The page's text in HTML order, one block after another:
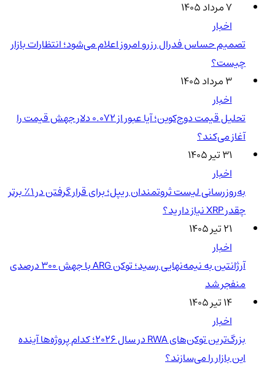
۷ مرداد ۱۴۰۵
اخبار
تصمیم حساس فدرال رزرو امروز اعلام می‌شود؛ انتظارات بازار
چیست؟
۳ مرداد ۱۴۰۵
اخبار
تحلیل قیمت دوج‌کوین؛ آیا عبور از ۰.۰۷۲ دلار جهش قیمت را
آغاز می‌کند؟
۳۱ تیر ۱۴۰۵
اخبار
به‌روزرسانی لیست ثروتمندان ریپل؛ برای قرار گرفتن در ۱٪ برتر
چقدر XRP نیاز دارید؟
۲۱ تیر ۱۴۰۵
اخبار
آرژانتین به نیمه‌نهایی رسید؛ توکن ARG با جهش ۳۰۰ درصدی
منفجر شد
۱۴ تیر ۱۴۰۵
اخبار
بزرگ‌ترین توکن‌های RWA در سال ۲۰۲۶؛ کدام پروژه‌ها آینده
این بازار را می‌سازند؟